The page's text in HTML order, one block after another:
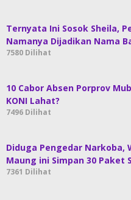
Ternyata Ini Sosok Sheila,
Namanya Dijadikan Nama
7580 Dilihat
10 Cabor Absen Porprov
KONI Lahat?
7496 Dilihat
Diduga Pengedar Narkoba,
Maung ini Simpan 30 Paket
7361 Dilihat